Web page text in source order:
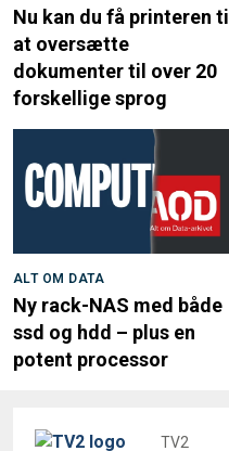
Nu kan du få printeren til
at oversætte
dokumenter til over 20
forskellige sprog
ALT OM DATA
Ny rack-NAS med både
ssd og hdd – plus en
potent processor
TV2